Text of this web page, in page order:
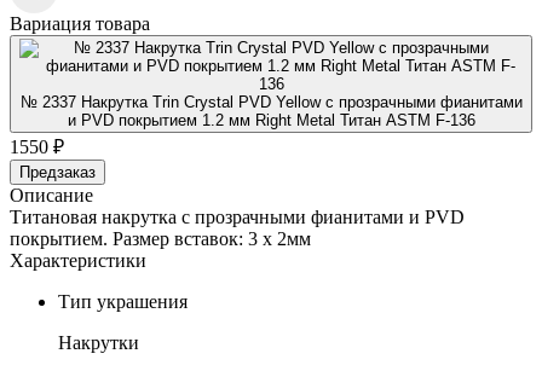
Вариация товара
№ 2337 Накрутка Trin Crystal PVD Yellow с прозрачными фианитами
и PVD покрытием 1.2 мм Right Metal Титан ASTM F-136
1550 ₽
Предзаказ
Описание
Титановая накрутка с прозрачными фианитами и PVD
покрытием. Размер вставок: 3 х 2мм
Характеристики
Тип украшения
Накрутки